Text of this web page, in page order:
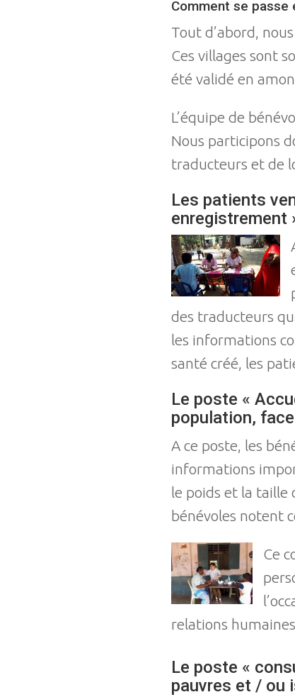
Comment se passe
Tout d’abord,
Ces villages sont
été validé en
L’équipe de
Nous participons
traducteurs et de
Les patients
enregistrement
des traducteurs
les informations
santé créé, les
Le poste «
population,
A ce poste, les
informations
le poids et la taille
bénévoles notent
Ce
relations
Le poste «
pauvres et / ou